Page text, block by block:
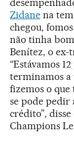
Zidanena
chegou, fomos
não tinha
Benítez, o
“Estávamos
terminamos a
fizemos o que
se pode pedir
crédito”,
Champions